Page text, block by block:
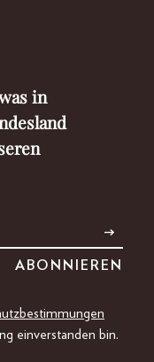
in
einverstanden bin.